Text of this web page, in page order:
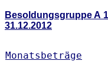
Besoldungsgruppe A
31.12.2012
Monatsbeträge